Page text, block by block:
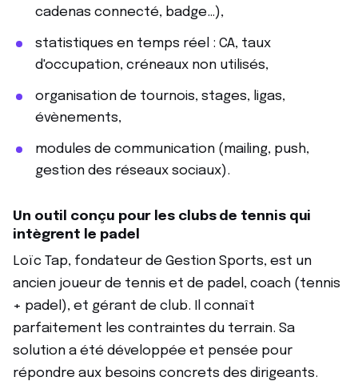
cadenas connecté, badge…),
statistiques en temps réel : CA, taux
d'occupation, créneaux non utilisés,
organisation de tournois, stages, ligas,
évènements,
modules de communication (mailing, push,
gestion des réseaux sociaux).
Un outil conçu pour les clubs de tennis qui
intègrent le padel
Loïc Tap, fondateur de Gestion Sports, est un
ancien joueur de tennis et de padel, coach (tennis
+ padel), et gérant de club. Il connaît
parfaitement les contraintes du terrain. Sa
solution a été développée et pensée pour
répondre aux besoins concrets des dirigeants.